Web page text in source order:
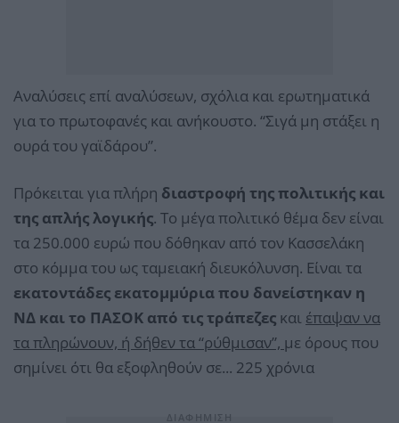
Αναλύσεις επί αναλύσεων, σχόλια και ερωτηματικά
για το πρωτοφανές και ανήκουστο. “Σιγά μη στάξει η
ουρά του γαϊδάρου”.
Πρόκειται για πλήρη διαστροφή της πολιτικής και
της απλής λογικής. Το μέγα πολιτικό θέμα δεν είναι
τα 250.000 ευρώ που δόθηκαν από τον Κασσελάκη
στο κόμμα του ως ταμειακή διευκόλυνση. Είναι τα
εκατοντάδες εκατομμύρια που δανείστηκαν η
ΝΔ και το ΠΑΣΟΚ από τις τράπεζες και έπαψαν να
τα πληρώνουν, ή δήθεν τα “ρύθμισαν”, με όρους που
σημίνει ότι θα εξοφληθούν σε... 225 χρόνια